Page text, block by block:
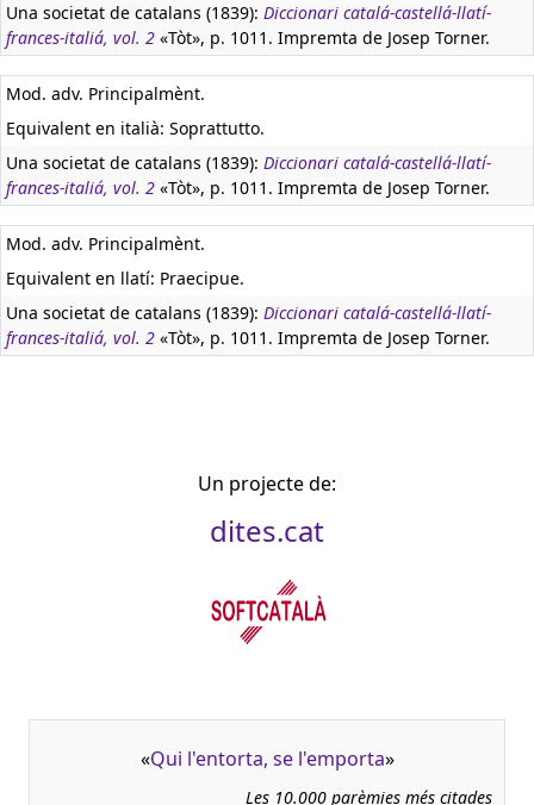
Una societat de catalans (1839): Diccionari catalá-castellá-llatí-
frances-italiá, vol. 2 «Tòt», p. 1011. Impremta de Josep Torner.
Mod. adv. Principalmènt.
Equivalent en italià: Soprattutto.
Una societat de catalans (1839): Diccionari catalá-castellá-llatí-
frances-italiá, vol. 2 «Tòt», p. 1011. Impremta de Josep Torner.
Mod. adv. Principalmènt.
Equivalent en llatí: Praecipue.
Una societat de catalans (1839): Diccionari catalá-castellá-llatí-
frances-italiá, vol. 2 «Tòt», p. 1011. Impremta de Josep Torner.
Un projecte de:
dites.cat
«Qui l'entorta, se l'emporta»
Les 10.000 parèmies més citades